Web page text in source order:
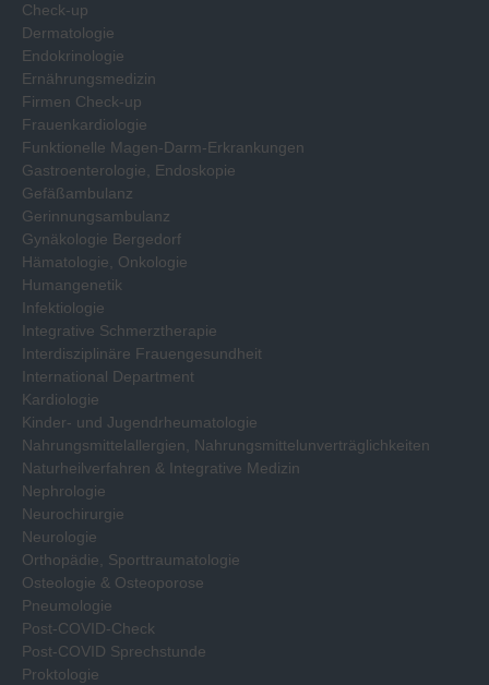
Check-up
Dermatologie
Endokrinologie
Ernährungsmedizin
Firmen Check-up
Frauenkardiologie
Funktionelle Magen-Darm-Erkrankungen
Gastroenterologie, Endoskopie
Gefäßambulanz
Gerinnungsambulanz
Gynäkologie Bergedorf
Hämatologie, Onkologie
Humangenetik
Infektiologie
Integrative Schmerztherapie
Interdisziplinäre Frauengesundheit
International Department
Kardiologie
Kinder- und Jugendrheumatologie
Nahrungsmittelallergien, Nahrungsmittelunverträglichkeiten
Naturheilverfahren & Integrative Medizin
Nephrologie
Neurochirurgie
Neurologie
Orthopädie, Sporttraumatologie
Osteologie & Osteoporose
Pneumologie
Post-COVID-Check
Post-COVID Sprechstunde
Proktologie